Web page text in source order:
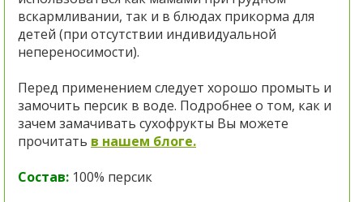
вскармливании, так и в блюдах прикорма для
детей (при отсутствии индивидуальной
непереносимости).
Перед применением следует хорошо промыть и
замочить персик в воде. Подробнее о том, как и
зачем замачивать сухофрукты Вы можете
прочитать в нашем блоге.
Состав: 100% персик